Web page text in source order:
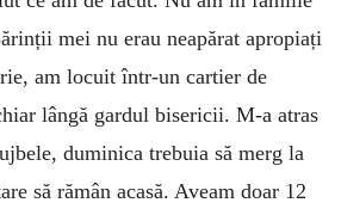
mei nu erau neapărat apropiați
am locuit într-un cartier de
lângă gardul bisericii. M-a atras
duminica trebuia să merg la
să rămân acasă. Aveam doar 12